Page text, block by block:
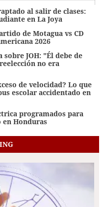
al salir de clases:
en La Joya
de Motagua vs CD
2026
JOH: "Él debe de
no era
de velocidad? Lo que
escolar accidentado en
programados para
en Honduras